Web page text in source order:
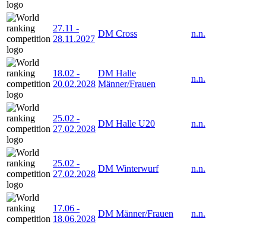
27.11 -
28.11.2027
DM Cross n.n.
18.02 -
20.02.2028
DM Halle
Männer/Frauen
n.n.
25.02 -
27.02.2028
DM Halle U20 n.n.
25.02 -
27.02.2028
DM Winterwurf n.n.
17.06 -
18.06.2028
DM Männer/Frauen n.n.